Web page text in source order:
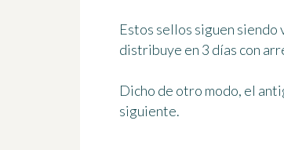
Estos sellos siguen
distribuye en 3 días con
Dicho de otro modo, el
siguiente.